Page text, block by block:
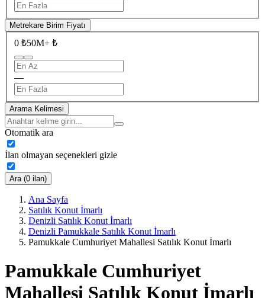
Metrekare Birim Fiyatı
0 ₺50M+ ₺
—
Arama Kelimesi
Otomatik ara
İlan olmayan seçenekleri gizle
Ara (0 ilan)
Ana Sayfa
Satılık Konut İmarlı
Denizli Satılık Konut İmarlı
Denizli Pamukkale Satılık Konut İmarlı
Pamukkale Cumhuriyet Mahallesi Satılık Konut İmarlı
Pamukkale Cumhuriyet
Mahallesi Satılık Konut İmarlı